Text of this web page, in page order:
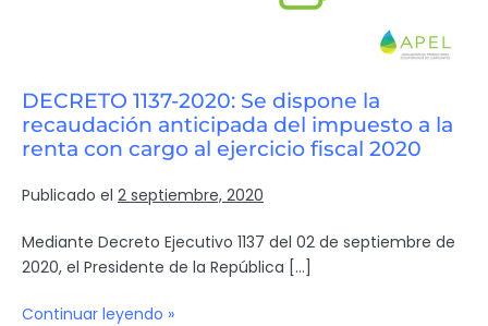
DECRETO 1137-2020: Se dispone la
recaudación anticipada del impuesto a la
renta con cargo al ejercicio fiscal 2020
Publicado el 2 septiembre, 2020
Mediante Decreto Ejecutivo 1137 del 02 de septiembre de
2020, el Presidente de la República […]
Continuar leyendo »